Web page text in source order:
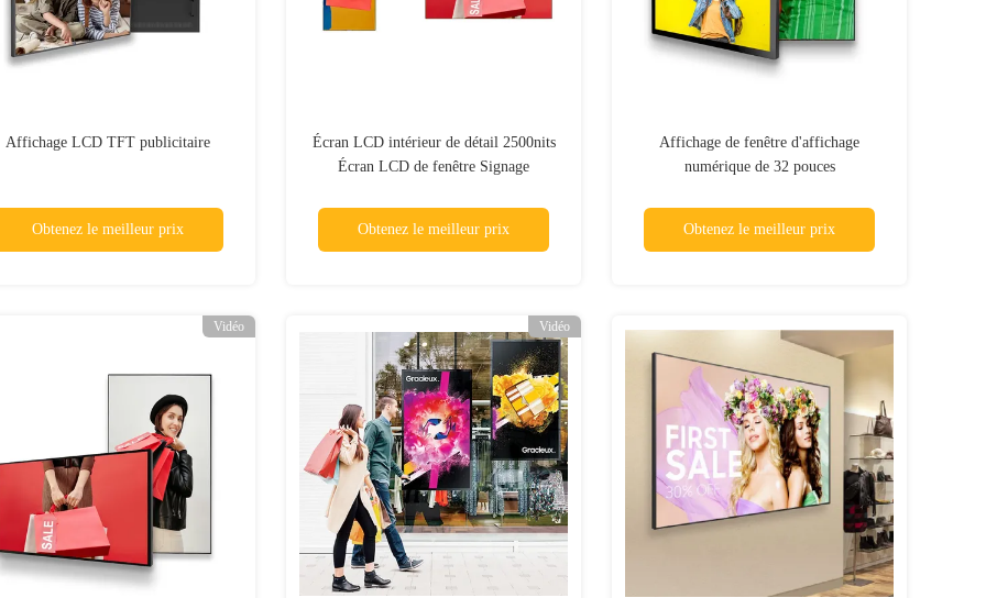
Affichage LCD TFT publicitaire
Obtenez le meilleur prix
Écran LCD intérieur de détail 2500nits
Écran LCD de fenêtre Signage
Obtenez le meilleur prix
Affichage de fenêtre d'affichage
numérique de 32 pouces
Obtenez le meilleur prix
Vidéo Vidéo